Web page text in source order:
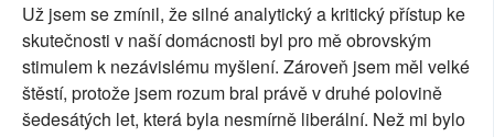
Už jsem se zmínil, že silné analytický a kritický přístup ke
skutečnosti v naší domácnosti byl pro mě obrovským
stimulem k nezávislému myšlení. Zároveň jsem měl velké
štěstí, protože jsem rozum bral právě v druhé polovině
šedesátých let, která byla nesmírně liberální. Než mi bylo